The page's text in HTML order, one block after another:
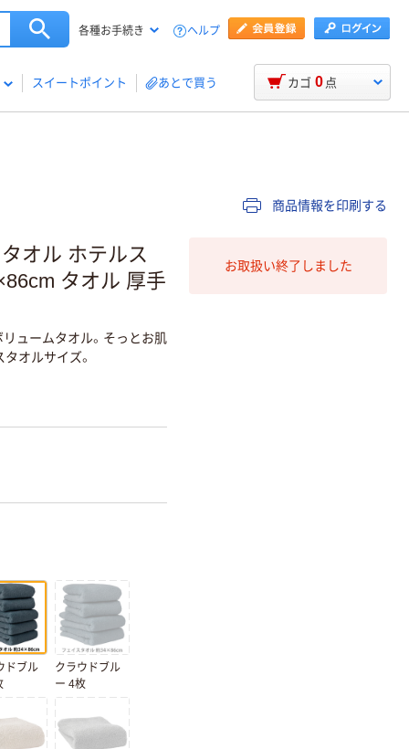
各種お手続き ヘルプ
スイートポイント あとで買う カゴ 0 点
商品情報を印刷する
オル ホテルス
タオル 厚手
ュームタオル。そっとお肌
オルサイズ。
ドブル
クラウドブル
ー 4枚
お取扱い終了しました